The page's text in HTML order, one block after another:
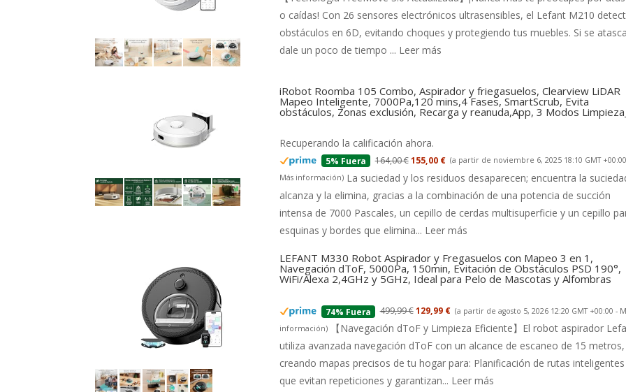
o caídas! Con 26 sensores electrónicos ultrasensibles, el Lefant M210
obstáculos en 6D, evitando choques y protegiendo tus muebles. Si se
dale un poco de tiempo ... Leer más
iRobot Roomba 105 Combo, Aspirador y friegasuelos, Clearview LiDAR
Mapeo Inteligente, 7000Pa,120 mins,4 Fases, SmartScrub, Evita
obstáculos, Zonas exclusión, Recarga y reanuda,App, 3 Modos
Recuperando la calificación ahora.
5% Fuera 164,00 €155,00 € (a partir de noviembre 6, 2025 18:10 GMT
Más información) La suciedad y los residuos desaparecen; encuentra la
alcanza y la elimina, gracias a la combinación de una potencia de succión
intensa de 7000 Pascales, un cepillo de cerdas multisuperficie y un cepillo
esquinas y bordes que elimina... Leer más
LEFANT M330 Robot Aspirador y Fregasuelos con Mapeo 3 en 1,
Navegación dToF, 5000Pa, 150min, Evitación de Obstáculos PSD 190°,
WiFi/Alexa 2,4GHz y 5GHz, Ideal para Pelo de Mascotas y Alfombras
74% Fuera 499,99 €129,99 € (a partir de agosto 5, 2026 12:20 GMT +00:00 -
información)
【Navegación dToF y Limpieza Eficiente】El robot aspirador
utiliza avanzada navegación dToF con un alcance de escaneo de 15 metros,
creando mapas precisos de tu hogar para: Planificación de rutas inteligentes
que evitan repeticiones y garantizan... Leer más